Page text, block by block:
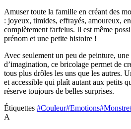
Amuser toute la famille en créant des
: joyeux, timides, effrayés, amoureux,
complètement farfelus. Il est même
prénom et une petite histoire !
Avec seulement un peu de peinture,
d’imagination, ce bricolage permet de
tous plus drôles les uns que les autres.
et accessible qui plaît autant aux petits
réserve toujours de belles surprises.
Étiquettes #Couleur#Emotions#Monstre
A